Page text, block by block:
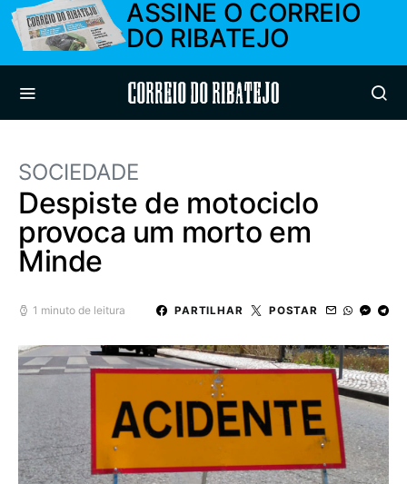
ASSINE O CORREIO
DO RIBATEJO
Correio do Ribatejo
SOCIEDADE
Despiste de motociclo
provoca um morto em
Minde
1 minuto de leitura PARTILHAR POSTAR